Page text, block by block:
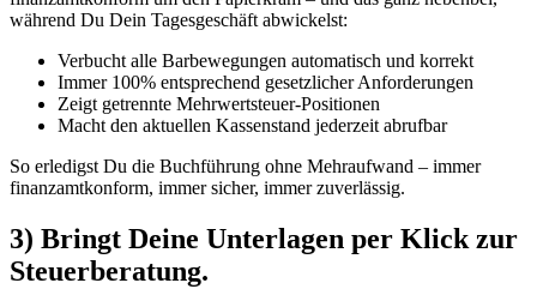
während Du Dein Tagesgeschäft abwickelst:
Verbucht alle Barbewegungen automatisch und korrekt
Immer 100% entsprechend gesetzlicher Anforderungen
Zeigt getrennte Mehrwertsteuer-Positionen
Macht den aktuellen Kassenstand jederzeit abrufbar
So erledigst Du die Buchführung ohne Mehraufwand – immer
finanzamtkonform, immer sicher, immer zuverlässig.
3) Bringt Deine Unterlagen per Klick zur
Steuerberatung.